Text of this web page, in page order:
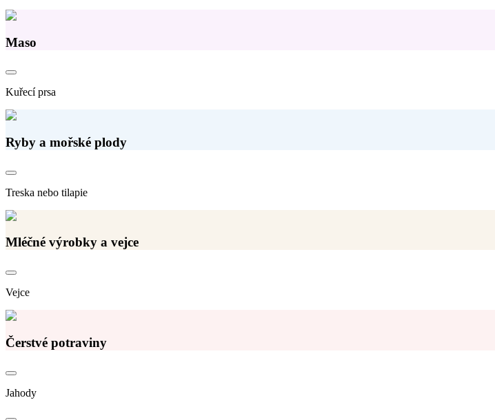
Maso
Kuřecí prsa
Ryby a mořské plody
Treska nebo tilapie
Mléčné výrobky a vejce
Vejce
Čerstvé potraviny
Jahody